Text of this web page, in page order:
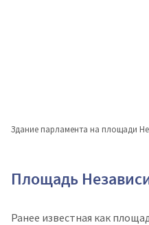
Здание парламента на площади
Площадь
Ранее известная как